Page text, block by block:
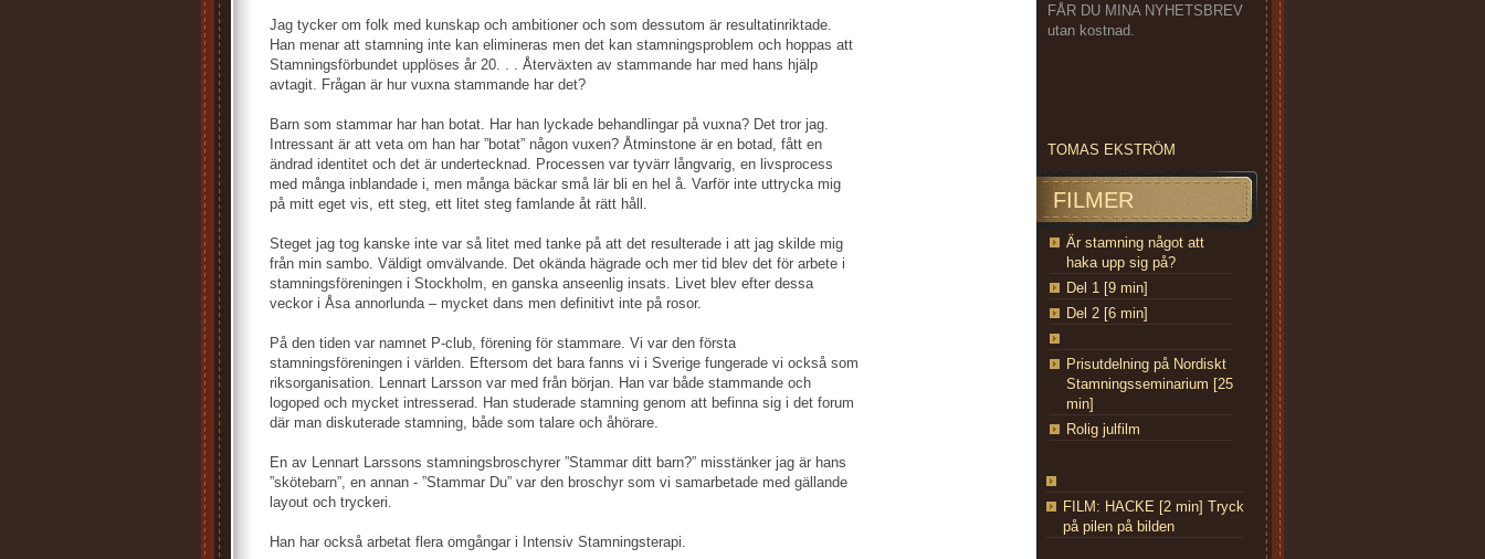
Jag tycker om folk med kunskap och ambitioner och som dessutom är resultatinriktade.
Han menar att stamning inte kan elimineras men det kan stamningsproblem och hoppas att
Stamningsförbundet upplöses år 20. . . Återväxten av stammande har med hans hjälp
avtagit. Frågan är hur vuxna stammande har det?
Barn som stammar har han botat. Har han lyckade behandlingar på vuxna? Det tror jag.
Intressant är att veta om han har ”botat” någon vuxen? Åtminstone är en botad, fått en
ändrad identitet och det är undertecknad. Processen var tyvärr långvarig, en livsprocess
med många inblandade i, men många bäckar små lär bli en hel å. Varför inte uttrycka mig
på mitt eget vis, ett steg, ett litet steg famlande åt rätt håll.
Steget jag tog kanske inte var så litet med tanke på att det resulterade i att jag skilde mig
från min sambo. Väldigt omvälvande. Det okända hägrade och mer tid blev det för arbete i
stamningsföreningen i Stockholm, en ganska anseenlig insats. Livet blev efter dessa
veckor i Åsa annorlunda – mycket dans men definitivt inte på rosor.
På den tiden var namnet P-club, förening för stammare. Vi var den första
stamningsföreningen i världen. Eftersom det bara fanns vi i Sverige fungerade vi också som
riksorganisation. Lennart Larsson var med från början. Han var både stammande och
logoped och mycket intresserad. Han studerade stamning genom att befinna sig i det forum
där man diskuterade stamning, både som talare och åhörare.
En av Lennart Larssons stamningsbroschyrer ”Stammar ditt barn?” misstänker jag är hans
”skötebarn”, en annan - ”Stammar Du” var den broschyr som vi samarbetade med gällande
layout och tryckeri.
Han har också arbetat flera omgångar i Intensiv Stamningsterapi.
FÅR DU MINA NYHETSBREV
utan kostnad.
TOMAS EKSTRÖM
FILMER
Är stamning något att
haka upp sig på?
Del 1 [9 min]
Del 2 [6 min]
Prisutdelning på Nordiskt
Stamningsseminarium [25
min]
Rolig julfilm
FILM: HACKE [2 min] Tryck
på pilen på bilden